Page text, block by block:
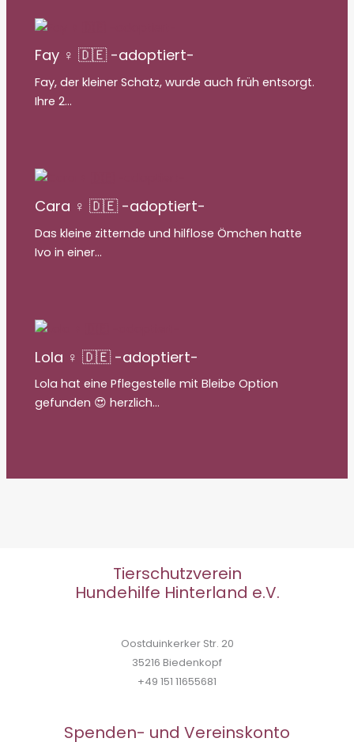
Fay ♀ 🇩🇪 -adoptiert-
Fay, der kleiner Schatz, wurde auch früh entsorgt.
Ihre 2…
Cara ♀ 🇩🇪 -adoptiert-
Das kleine zitternde und hilflose Ömchen hatte
Ivo in einer…
Lola ♀ 🇩🇪 -adoptiert-
Lola hat eine Pflegestelle mit Bleibe Option
gefunden 😍 herzlich…
Tierschutzverein
Hundehilfe Hinterland e.V.
Oostduinkerker Str. 20
35216 Biedenkopf
+49 151 11655681
Spenden- und Vereinskonto